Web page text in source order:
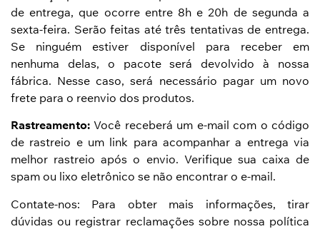
de entrega, que ocorre entre 8h e 20h de segunda a
sexta-feira. Serão feitas até três tentativas de entrega.
Se ninguém estiver disponível para receber em
nenhuma delas, o pacote será devolvido à nossa
fábrica. Nesse caso, será necessário pagar um novo
frete para o reenvio dos produtos.
Rastreamento: Você receberá um e-mail com o código
de rastreio e um link para acompanhar a entrega via
melhor rastreio após o envio. Verifique sua caixa de
spam ou lixo eletrônico se não encontrar o e-mail.
Contate-nos: Para obter mais informações, tirar
dúvidas ou registrar reclamações sobre nossa política